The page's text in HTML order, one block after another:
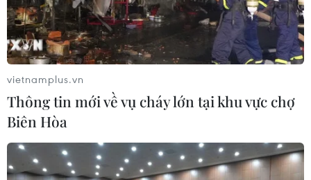
Đoàn nghệ thuật Triều Tiên lưu diễn tại
thủ đô Bắc Kinh
vietnamplus.vn
Thông tin mới về vụ cháy lớn tại khu vực chợ
Biên Hòa